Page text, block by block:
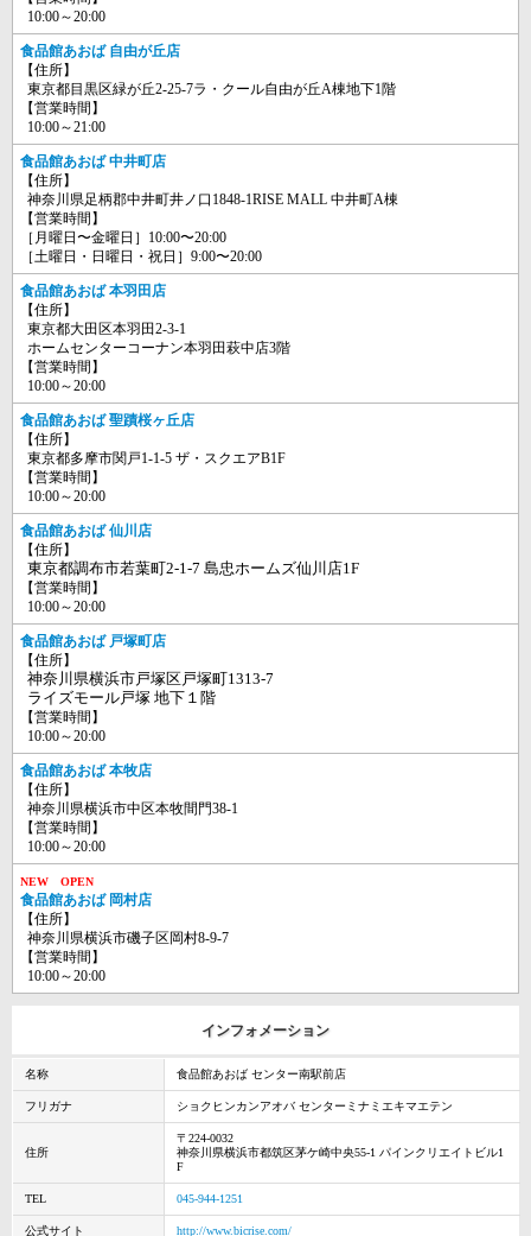
10:00～20:00
食品館あおば 自由が丘店
【住所】
東京都目黒区緑が丘2-25-7ラ・クール自由が丘A棟地下1階
【営業時間】
10:00～21:00
食品館あおば 中井町店
【住所】
神奈川県足柄郡中井町井ノ口1848-1RISE MALL 中井町A棟
【営業時間】
［月曜日〜金曜日］10:00〜20:00
［土曜日・日曜日・祝日］9:00〜20:00
食品館あおば 本羽田店
【住所】
東京都大田区本羽田2-3-1
ホームセンターコーナン本羽田萩中店3階
【営業時間】
10:00～20:00
食品館あおば 聖蹟桜ヶ丘店
【住所】
東京都多摩市関戸1-1-5 ザ・スクエアB1F
【営業時間】
10:00～20:00
食品館あおば 仙川店
【住所】
東京都調布市若葉町2-1-7 島忠ホームズ仙川店1F
【営業時間】
10:00～20:00
食品館あおば 戸塚町店
【住所】
神奈川県横浜市戸塚区戸塚町1313-7
ライズモール戸塚 地下１階
【営業時間】
10:00～20:00
食品館あおば 本牧店
【住所】
神奈川県横浜市中区本牧間門38-1
【営業時間】
10:00～20:00
NEW OPEN
食品館あおば 岡村店
【住所】
神奈川県横浜市磯子区岡村8-9-7
【営業時間】
10:00～20:00
インフォメーション
名称 食品館あおば センター南駅前店
フリガナ ショクヒンカンアオバ センターミナミエキマエテン
住所
〒224-0032
神奈川県横浜市都筑区茅ケ崎中央55-1 パインクリエイトビル1
F
TEL 045-944-1251
公式サイト http://www.bicrise.com/